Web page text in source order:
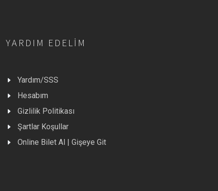
YARDIM EDELIM
Yardım/SSS
Hesabım
Gizlilik Politikası
Şartlar Koşullar
Online Bilet Al | Gişeye Git